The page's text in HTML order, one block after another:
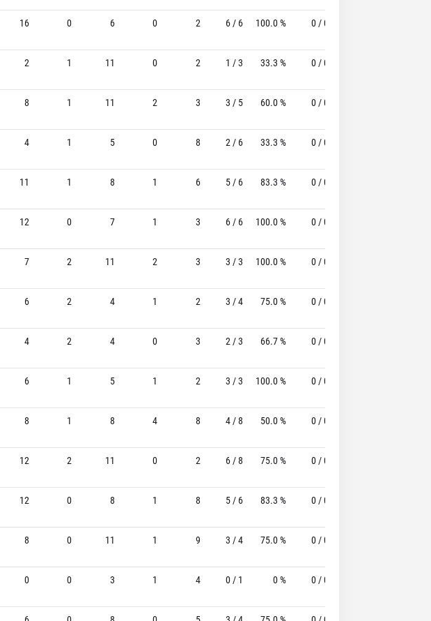
16 0 6 0 2 6 / 6 100.0 % 0 / 0
2 1 11 0 2 1 / 3 33.3 % 0 / 0
8 1 11 2 3 3 / 5 60.0 % 0 / 0
4 1 5 0 8 2 / 6 33.3 % 0 / 0
11 1 8 1 6 5 / 6 83.3 % 0 / 0
12 0 7 1 3 6 / 6 100.0 % 0 / 0
7 2 11 2 3 3 / 3 100.0 % 0 / 0
6 2 4 1 2 3 / 4 75.0 % 0 / 0
4 2 4 0 3 2 / 3 66.7 % 0 / 0
6 1 5 1 2 3 / 3 100.0 % 0 / 0
8 1 8 4 8 4 / 8 50.0 % 0 / 0
12 2 11 0 2 6 / 8 75.0 % 0 / 0
12 0 8 1 8 5 / 6 83.3 % 0 / 0
8 0 11 1 9 3 / 4 75.0 % 0 / 0
0 0 3 1 4 0 / 1 0 % 0 / 0